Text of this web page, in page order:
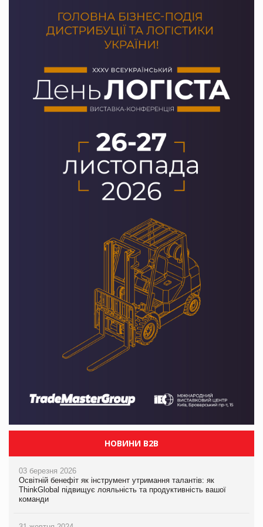
НОВИНИ B2B
03 березня 2026
Освітній бенефіт як інструмент утримання талантів: як
ThinkGlobal підвищує лояльність та продуктивність вашої
команди